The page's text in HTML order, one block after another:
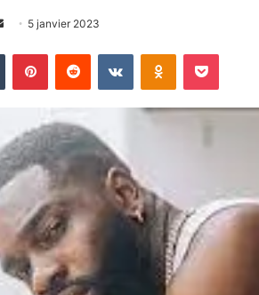
Envoyer
courriel
5 janvier 2023
Tumblr PinterestReddit VKontakteOdnoklassniki
Pocket